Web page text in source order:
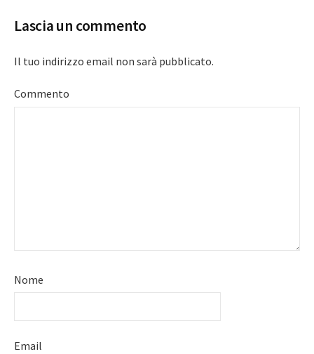
Lascia un commento
Il tuo indirizzo email non sarà pubblicato.
Commento
Nome
Email